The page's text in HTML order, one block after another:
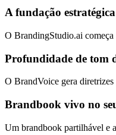
A fundação
O BrandingStudio.ai
Profundidade de tom
O BrandVoice gera diretrizes
Brandbook vivo no
Um brandbook partilhável e